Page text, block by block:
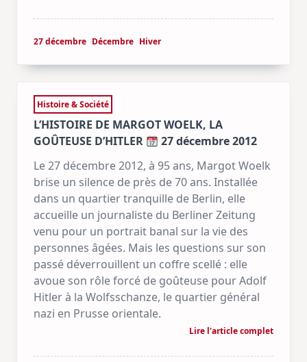
27 décembre Décembre Hiver
Histoire & Société
L’HISTOIRE DE MARGOT WOELK, LA
GOÛTEUSE D’HITLER
27 décembre 2012
Le 27 décembre 2012, à 95 ans, Margot Woelk
brise un silence de près de 70 ans. Installée
dans un quartier tranquille de Berlin, elle
accueille un journaliste du Berliner Zeitung
venu pour un portrait banal sur la vie des
personnes âgées. Mais les questions sur son
passé déverrouillent un coffre scellé : elle
avoue son rôle forcé de goûteuse pour Adolf
Hitler à la Wolfsschanze, le quartier général
nazi en Prusse orientale.
Lire l'article complet